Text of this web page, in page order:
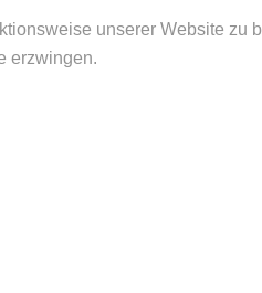
unserer Website zu
erzwingen.